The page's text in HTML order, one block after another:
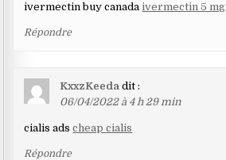
ivermectin buy canadaivermectin 5 mg
Répondre
KxxzKeeda dit :
06/04/2022 à 4 h 29 min
cialis adscheap cialis
Répondre